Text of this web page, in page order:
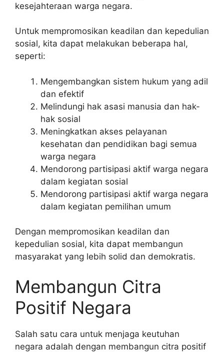
kesejahteraan warga negara.
Untuk mempromosikan keadilan dan kepedulian
sosial, kita dapat melakukan beberapa hal,
seperti:
Mengembangkan sistem hukum yang adil
dan efektif
Melindungi hak asasi manusia dan hak-
hak sosial
Meningkatkan akses pelayanan
kesehatan dan pendidikan bagi semua
warga negara
Mendorong partisipasi aktif warga negara
dalam kegiatan sosial
Mendorong partisipasi aktif warga negara
dalam kegiatan pemilihan umum
Dengan mempromosikan keadilan dan
kepedulian sosial, kita dapat membangun
masyarakat yang lebih solid dan demokratis.
Membangun Citra
Positif Negara
Salah satu cara untuk menjaga keutuhan
negara adalah dengan membangun citra positif